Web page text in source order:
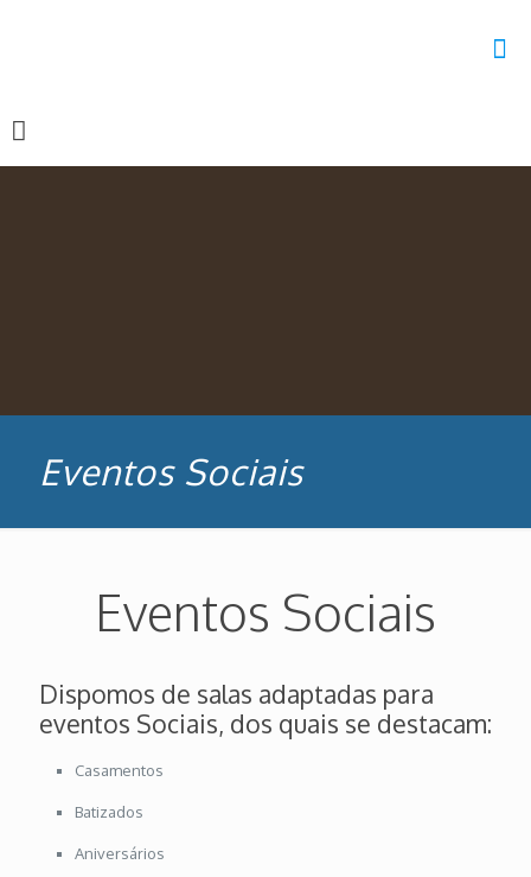
Eventos Sociais
Eventos Sociais
Dispomos de salas adaptadas para
eventos Sociais, dos quais se destacam:
Casamentos
Batizados
Aniversários